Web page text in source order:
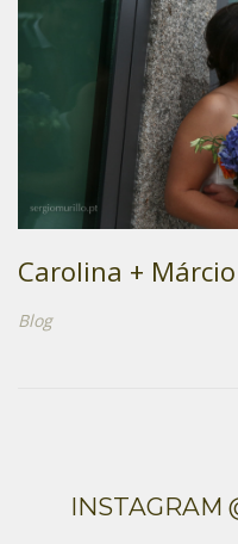
Carolina + Márcio
Blog
INSTAGRAM